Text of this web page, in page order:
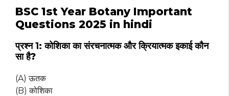
BSC 1st Year Botany Important
Questions 2025 in hindi
प्रश्न 1: कोशिका का संरचनात्मक और क्रियात्मक इकाई कौन
सा है?
(A) ऊतक
(B) कोशिका